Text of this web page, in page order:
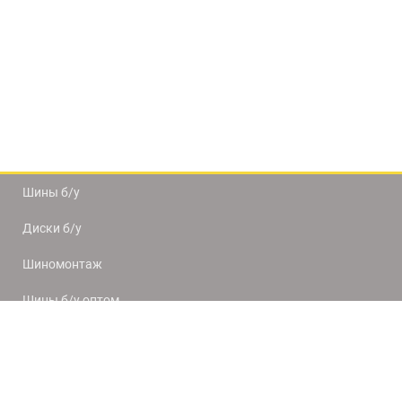
Шины б/у
Диски б/у
Шиномонтаж
Шины б/у оптом